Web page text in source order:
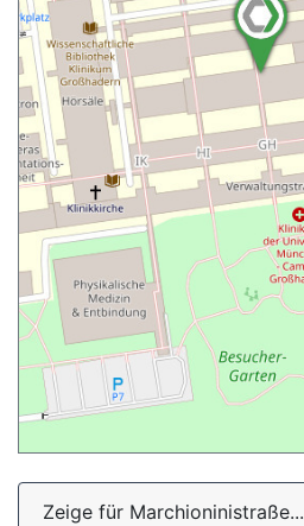
Zeige für Marchioninistraße...